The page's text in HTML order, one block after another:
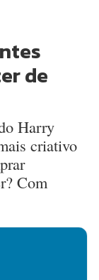
de
Harry
criativo
Com